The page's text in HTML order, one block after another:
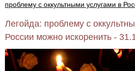
проблему с оккультными услугами в
Легойда: проблему с
России можно искоренить -